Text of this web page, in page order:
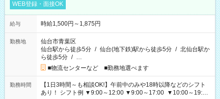
WEB登録・面接OK
給与 時給1,500円～1,875円
勤務地
仙台市青葉区
仙台駅から徒歩5分 / 仙台(地下鉄)駅から徒歩5分 / 北仙台駅か
ら徒歩5分 / …
■物流センターなど ■勤務地選べます
勤務時間
【1日3時間～も相談OK!】午前中のみや18時以降などのシフト
あり！ シフト例 ▼9:00～12:00 ▼9:00～17:00 ▼10:00～19:00